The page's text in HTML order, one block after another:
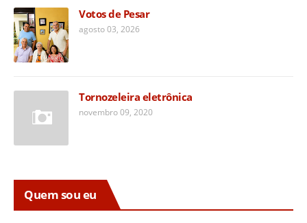
Votos de Pesar
agosto 03, 2026
Tornozeleira eletrônica
novembro 09, 2020
Quem sou eu